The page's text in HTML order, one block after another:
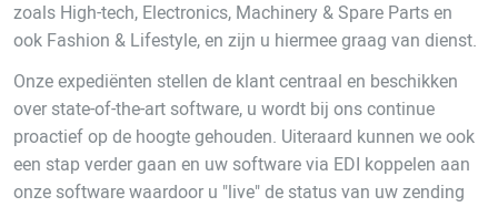
zoals High-tech, Electronics, Machinery & Spare Parts en
ook Fashion & Lifestyle, en zijn u hiermee graag van dienst.
Onze expediënten stellen de klant centraal en beschikken
over state-of-the-art software, u wordt bij ons continue
proactief op de hoogte gehouden. Uiteraard kunnen we ook
een stap verder gaan en uw software via EDI koppelen aan
onze software waardoor u "live" de status van uw zending